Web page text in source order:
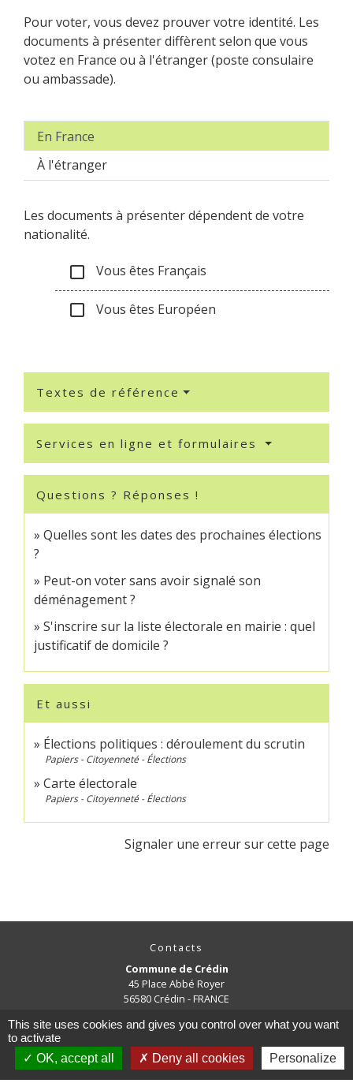
Pour voter, vous devez prouver votre identité. Les
documents à présenter diffèrent selon que vous
votez en France ou à l'étranger (poste consulaire
ou ambassade).
En France
À l'étranger
Les documents à présenter dépendent de votre
nationalité.
check_box_outline_blank Vous êtes Français
check_box_outline_blank Vous êtes Européen
Textes de référence
Services en ligne et formulaires
Questions ? Réponses !
Quelles sont les dates des prochaines élections
?
Peut-on voter sans avoir signalé son
déménagement ?
S'inscrire sur la liste électorale en mairie : quel
justificatif de domicile ?
Et aussi
Élections politiques : déroulement du scrutin
Papiers - Citoyenneté - Élections
Carte électorale
Papiers - Citoyenneté - Élections
Signaler une erreur sur cette page
Contacts
Commune de Crédin
45 Place Abbé Royer
56580 Crédin - FRANCE
This site uses cookies and gives you control over what you want
to activate
OK, accept all
Deny all cookies Personalize